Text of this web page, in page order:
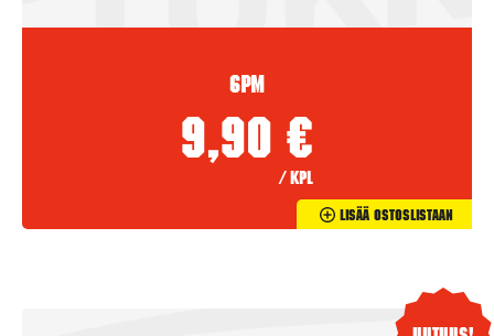
6PM
9,90 €
/ kpl
Lisää Ostoslistaan